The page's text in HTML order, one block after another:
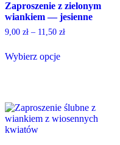
The
options
may
be
on
Zaproszenie z zielonym
wiankiem — jesienne
9,00 zł – 11,50 zł
Wybierz opcje
multiple
variants.
The
options